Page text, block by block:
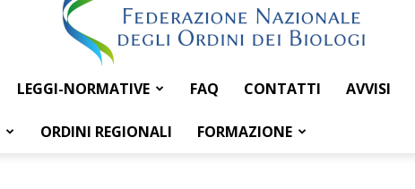
Federazione
LEGGI-NORMATIVE FAQ CONTATTI AVVISI
ORDINI REGIONALI FORMAZIONE